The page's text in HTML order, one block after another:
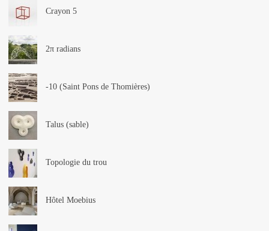
Crayon 5
2π radians
-10 (Saint Pons de Thomières)
Talus (sable)
Topologie du trou
Hôtel Moebius